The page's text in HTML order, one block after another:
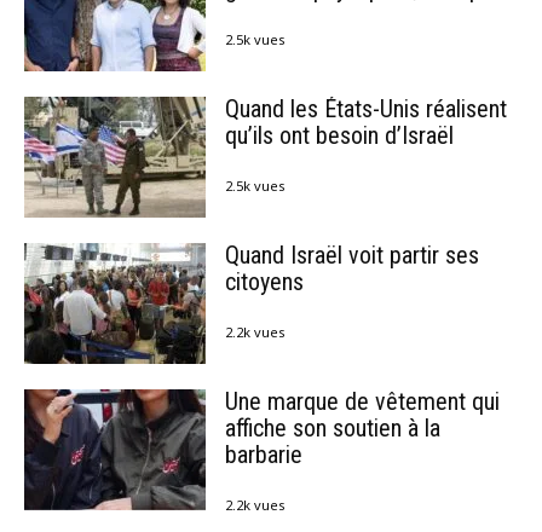
2.5k vues
Quand les États-Unis réalisent
qu’ils ont besoin d’Israël
2.5k vues
Quand Israël voit partir ses
citoyens
2.2k vues
Une marque de vêtement qui
affiche son soutien à la
barbarie
2.2k vues